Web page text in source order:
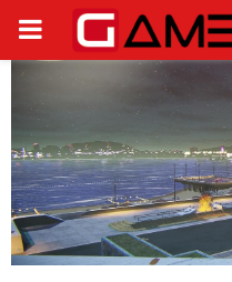
PRIMARY
MENU